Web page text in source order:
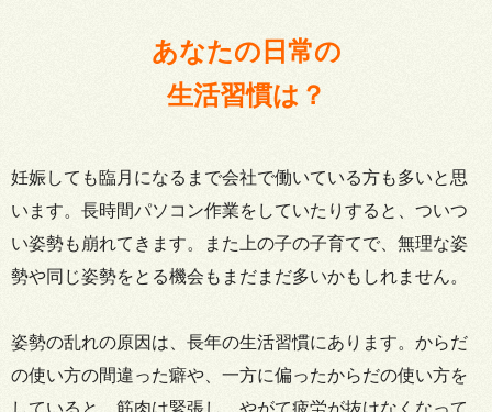
あなたの日常の
生活習慣は？
妊娠しても臨月になるまで会社で働いている方も多いと思
います。長時間パソコン作業をしていたりすると、ついつ
い姿勢も崩れてきます。また上の子の子育てで、無理な姿
勢や同じ姿勢をとる機会もまだまだ多いかもしれません。
姿勢の乱れの原因は、長年の生活習慣にあります。からだ
の使い方の間違った癖や、一方に偏ったからだの使い方を